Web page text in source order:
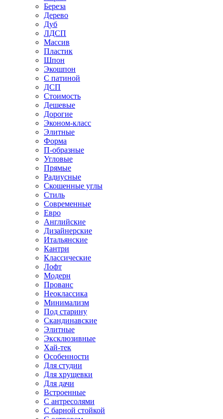
Береза
Дерево
Дуб
ЛДСП
Массив
Пластик
Шпон
Экошпон
С патиной
ДСП
Стоимость
Дешевые
Дорогие
Эконом-класс
Элитные
Форма
П-образные
Угловые
Прямые
Радиусные
Скошенные углы
Стиль
Современные
Евро
Английские
Дизайнерские
Итальянские
Кантри
Классические
Лофт
Модерн
Прованс
Неоклассика
Минимализм
Под старину
Скандинавские
Элитные
Эксклюзивные
Хай-тек
Особенности
Для студии
Для хрущевки
Для дачи
Встроенные
С антресолями
С барной стойкой